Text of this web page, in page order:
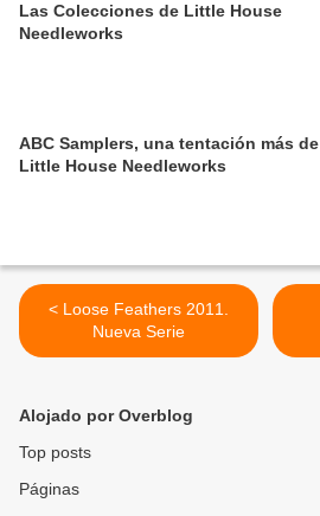
Las Colecciones de Little House
Needleworks
ABC Samplers, una tentación más de
Little House Needleworks
< Loose Feathers 2011.
Nueva Serie
Alojado por Overblog
Top posts
Páginas